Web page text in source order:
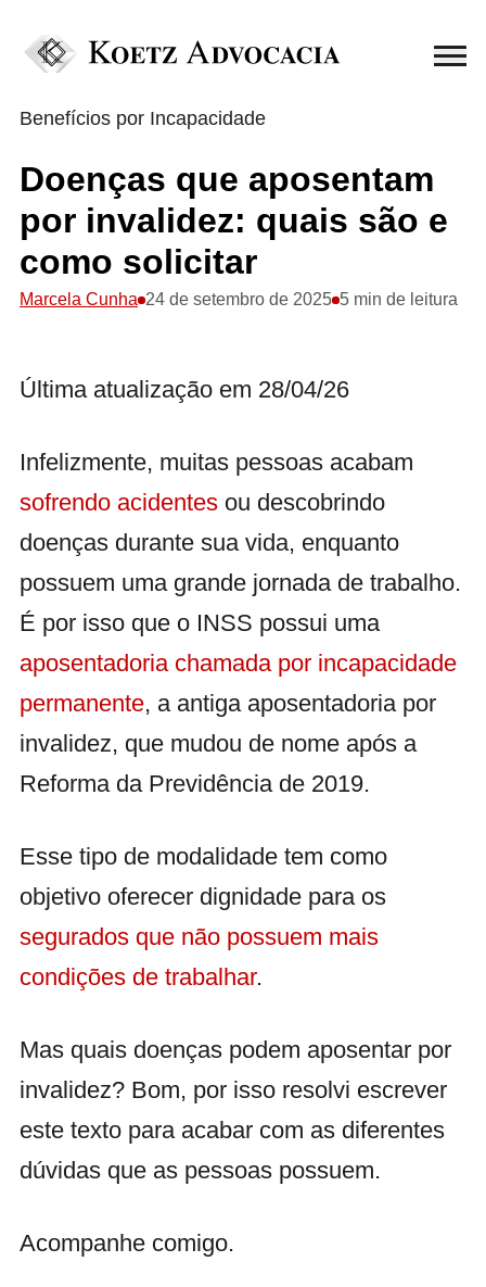
Benefícios por Incapacidade
Doenças que aposentam
por invalidez: quais são e
como solicitar
Marcela Cunha 24 de setembro de 2025 5 min de leitura
Última atualização em 28/04/26
Infelizmente, muitas pessoas acabam
sofrendo acidentes ou descobrindo
doenças durante sua vida, enquanto
possuem uma grande jornada de trabalho.
É por isso que o INSS possui uma
aposentadoria chamada por incapacidade
permanente, a antiga aposentadoria por
invalidez, que mudou de nome após a
Reforma da Previdência de 2019.
Esse tipo de modalidade tem como
objetivo oferecer dignidade para os
segurados que não possuem mais
condições de trabalhar.
Mas quais doenças podem aposentar por
invalidez? Bom, por isso resolvi escrever
este texto para acabar com as diferentes
dúvidas que as pessoas possuem.
Acompanhe comigo.